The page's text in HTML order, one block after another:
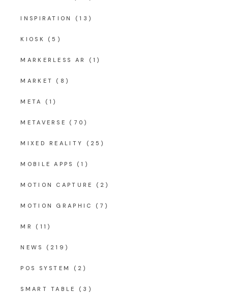
INSPIRATION (13)
KIOSK (5)
MARKERLESS AR (1)
MARKET (8)
META (1)
METAVERSE (70)
MIXED REALITY (25)
MOBILE APPS (1)
MOTION CAPTURE (2)
MOTION GRAPHIC (7)
MR (11)
NEWS (219)
POS SYSTEM (2)
SMART TABLE (3)